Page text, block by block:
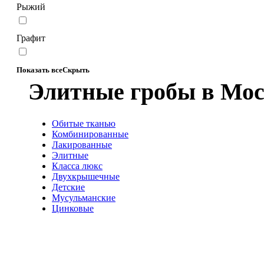
Рыжий
Графит
Показать всеСкрыть
Элитные гробы в
Обитые тканью
Комбинированные
Лакированные
Элитные
Класса люкс
Двухкрышечные
Детские
Мусульманские
Цинковые